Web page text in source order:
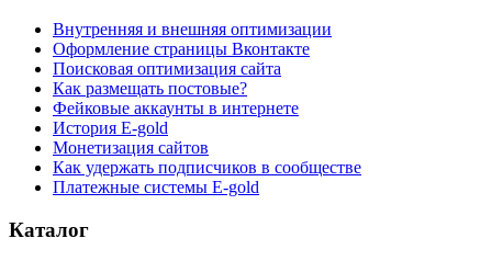
Внутренняя и внешняя оптимизации
Оформление страницы Вконтакте
Поисковая оптимизация сайта
Как размещать постовые?
Фейковые аккаунты в интернете
История E-gold
Монетизация сайтов
Как удержать подписчиков в сообществе
Платежные системы E-gold
Каталог